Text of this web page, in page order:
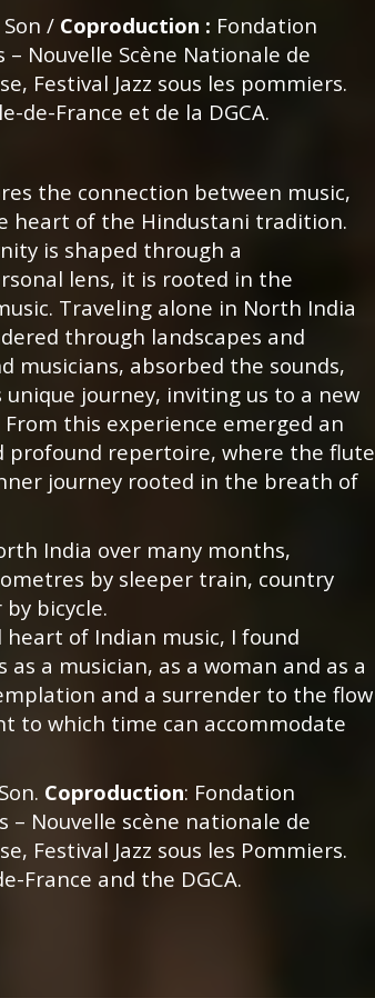
/ Coproduction : Fondation
Nouvelle Scène Nationale de
Festival Jazz sous les pommiers.
de-France et de la DGCA.
the connection between music,
heart of the Hindustani tradition.
is shaped through a
lens, it is rooted in the
Traveling alone in North India
through landscapes and
musicians, absorbed the sounds,
journey, inviting us to a new
this experience emerged an
repertoire, where the flute
journey rooted in the breath of
India over many months,
by sleeper train, country
bicycle.
of Indian music, I found
a musician, as a woman and as a
and a surrender to the flow
to which time can accommodate
Coproduction: Fondation
– Nouvelle scène nationale de
Festival Jazz sous les Pommiers.
France and the DGCA.